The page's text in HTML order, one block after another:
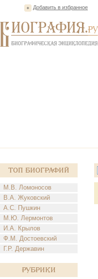
Добавить в избранное
Топ Биографий
М.В. Ломоносов
В.А. Жуковский
А.С. Пушкин
М.Ю. Лермонтов
И.А. Крылов
Ф.М. Достоевский
Г.Р. Державин
Рубрики